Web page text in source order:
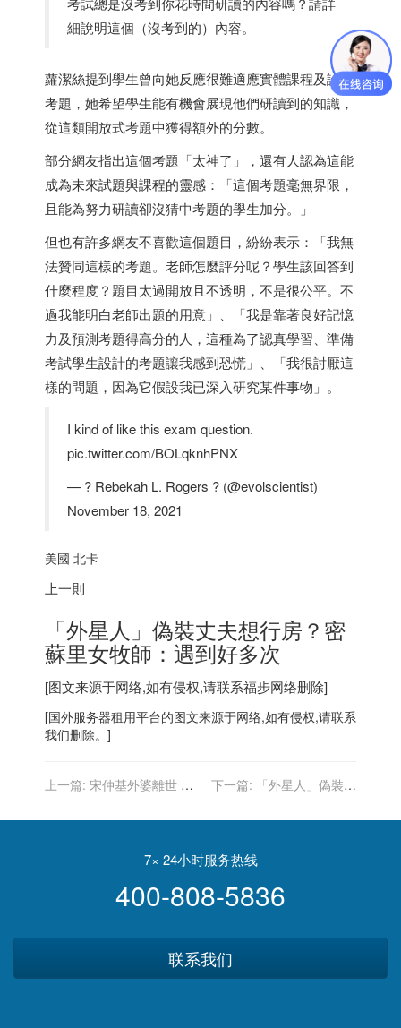
細說明這個（沒考到的）內容。
蘿潔絲提到學生曾向她反應很難適應實體課程及論述
考題，她希望學生能有機會展現他們研讀到的知識，
從這類開放式考題中獲得額外的分數。
部分網友指出這個考題「太神了」，還有人認為這能
成為未來試題與課程的靈感：「這個考題毫無界限，
且能為努力研讀卻沒猜中考題的學生加分。」
但也有許多網友不喜歡這個題目，紛紛表示：「我無
法贊同這樣的考題。老師怎麼評分呢？學生該回答到
什麼程度？題目太過開放且不透明，不是很公平。不
過我能明白老師出題的用意」、「我是靠著良好記憶
力及預測考題得高分的人，這種為了認真學習、準備
考試學生設計的考題讓我感到恐慌」、「我很討厭這
樣的問題，因為它假設我已深入研究某件事物」。
I kind of like this exam question.
pic.twitter.com/BOLqknhPNX
— ? Rebekah L. Rogers ? (@evolscientist)
November 18, 2021
美國 北卡
上一則
「外星人」偽裝丈夫想行房？密
蘇里女牧師：遇到好多次
[图文来源于网络,如有侵权,请联系福步网络删除]
[国外服务器租用平台的图文来源于网络,如有侵权,请联系
我们删除。]
上一篇: 宋仲基外婆離世 悲
氣獎
下一篇:
「外星人」偽裝丈
遇到好多次
7× 24小时服务热线
400-808-5836
联系我们